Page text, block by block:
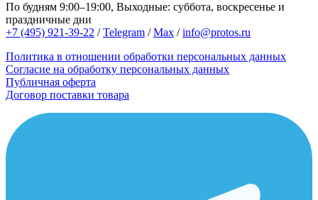
По будням 9:00–19:00, Выходные: суббота, воскресенье и
праздничные дни
+7 (495) 921-39-22 /Telegram /Max /info@protos.ru
Политика в отношении обработки персональных данных
Согласие на обработку персональных данных
Публичная оферта
Договор поставки товара